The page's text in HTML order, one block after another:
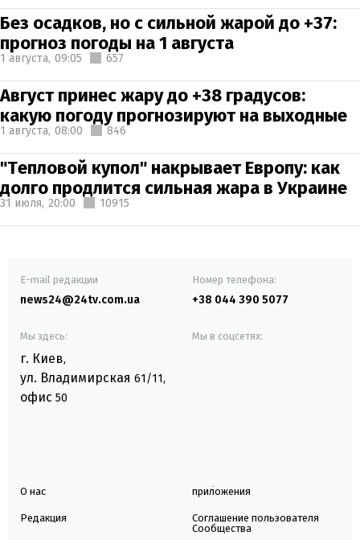
Без осадков, но с сильной жарой до +37:
прогноз погоды на 1 августа
1 августа, 09:05 657
Август принес жару до +38 градусов:
какую погоду прогнозируют на выходные
1 августа, 08:00 846
"Тепловой купол" накрывает Европу: как
долго продлится сильная жара в Украине
31 июля, 20:00 10915
E-mail редакции
news24@24tv.com.ua
Номер телефона:
+38 044 390 5077
Мы здесь:
г. Киев,
ул. Владимирская 61/11,
офис 50
Мы в соцсетях:
О нас
Редакция
приложения
Соглашение пользователя
Сообщества